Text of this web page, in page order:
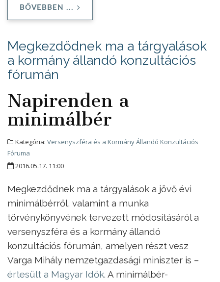
BŐVEBBEN ...
Megkezdődnek ma a tárgyalások
a kormány állandó konzultációs
fórumán
Napirenden a
minimálbér
Kategória: Versenyszféra és a Kormány Állandó Konzultációs
Fóruma
2016.05.17. 11:00
Megkezdődnek ma a tárgyalások a jövő évi
minimálbérről, valamint a munka
törvénykönyvének tervezett módosításáról a
versenyszféra és a kormány állandó
konzultációs fórumán, amelyen részt vesz
Varga Mihály nemzetgazdasági miniszter is –
értesült a Magyar Idők. A minimálbér-